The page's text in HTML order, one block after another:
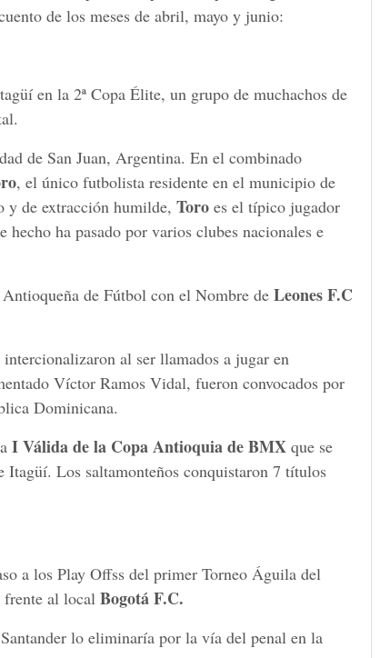
de los meses de abril, mayo y junio:
en la 2ª Copa Élite, un grupo de muchachos de
de San Juan, Argentina. En el combinado
, el único futbolista residente en el municipio de
y de extracción humilde, Toro es el típico jugador
ha pasado por varios clubes nacionales e
de Fútbol con el Nombre de Leones F.C
al ser llamados a jugar en
Víctor Ramos Vidal, fueron convocados por
Dominicana.
I Válida de la Copa Antioquia de BMX que se
Los saltamonteños conquistaron 7 títulos
a los Play Offss del primer Torneo Águila del
frente al local Bogotá F.C.
lo eliminaría por la vía del penal en la